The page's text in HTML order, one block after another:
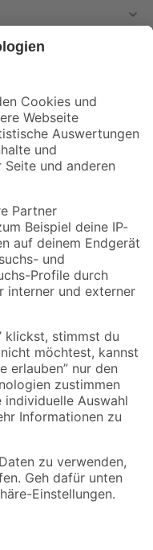
mehr verpassen!
Angebote sind unter
Verfügbarkeiten beziehen
mit Speditionsversand, hier